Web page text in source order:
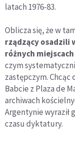
latach 1976-83.
Oblicza się, że w
rządzący osadzili
różnych
czym
zastępczym. Chcąc
Babcie z Plaza de
archiwach
Argentynie wyraził
czasu dyktatury.